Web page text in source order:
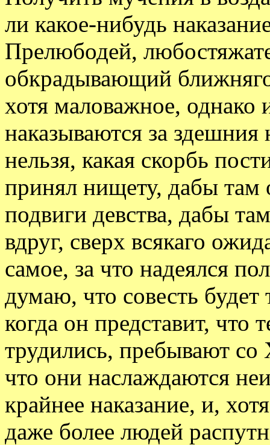
ли какое-нибудь
Прелюбодей,
обкрадывающий
хотя маловажное,
наказываются за
нельзя, какая скорбь
принял нищету, дабы там
подвиги девства, дабы
вдруг, сверх всякаго
самое, за что надеялся
думаю, что совесть будет
когда он представит, что
трудились, пребывают со
что они наслаждаются
крайнее наказание, и,
даже более людей